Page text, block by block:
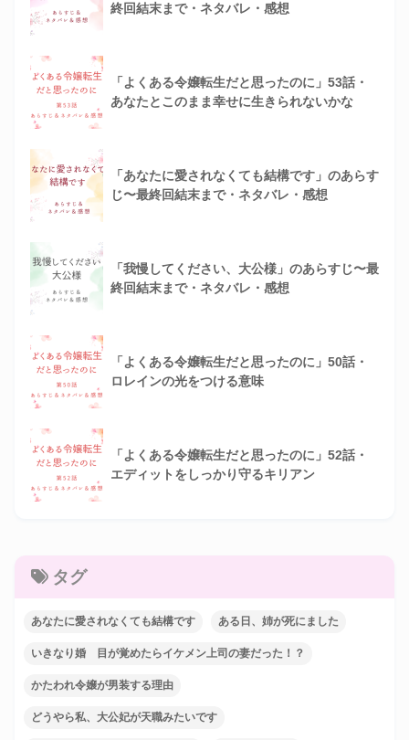
終回結末まで・ネタバレ・感想
「よくある令嬢転生だと思ったのに」53話・
あなたとこのまま幸せに生きられないかな
「あなたに愛されなくても結構です」のあらす
じ〜最終回結末まで・ネタバレ・感想
「我慢してください、大公様」のあらすじ〜最
終回結末まで・ネタバレ・感想
「よくある令嬢転生だと思ったのに」50話・
ロレインの光をつける意味
「よくある令嬢転生だと思ったのに」52話・
エディットをしっかり守るキリアン
タグ
あなたに愛されなくても結構です ある日、姉が死にました
いきなり婚 目が覚めたらイケメン上司の妻だった！？
かたわれ令嬢が男装する理由
どうやら私、大公妃が天職みたいです